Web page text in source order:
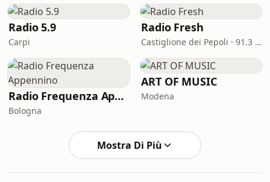
Radio 5.9
Carpi
Radio Fresh
Castiglione dei Pepoli · 91.3 FM
Radio Frequenza Appennino
Bologna
ART OF MUSIC
Modena
Mostra Di Più